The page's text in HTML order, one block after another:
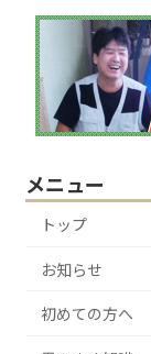
メニュー
トップ
お知らせ
初めての方へ